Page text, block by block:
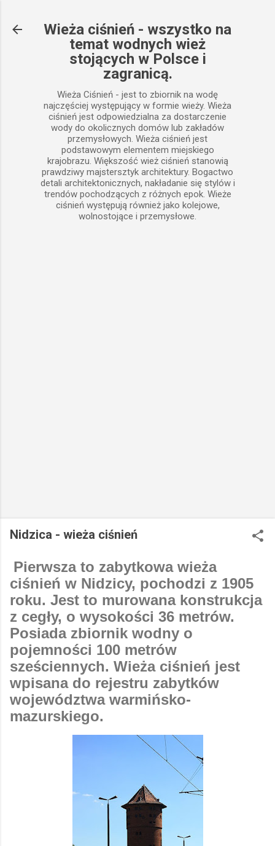
Wieża ciśnień - wszystko na
temat wodnych wież
stojących w Polsce i
zagranicą.
Wieża Ciśnień - jest to zbiornik na wodę
najczęściej występujący w formie wieży. Wieża
ciśnień jest odpowiedzialna za dostarczenie
wody do okolicznych domów lub zakładów
przemysłowych. Wieża ciśnień jest
podstawowym elementem miejskiego
krajobrazu. Większość wież ciśnień stanowią
prawdziwy majstersztyk architektury. Bogactwo
detali architektonicznych, nakładanie się stylów i
trendów pochodzących z różnych epok. Wieże
ciśnień występują również jako kolejowe,
wolnostojące i przemysłowe.
Nidzica - wieża ciśnień
Pierwsza to zabytkowa wieża
ciśnień w Nidzicy, pochodzi z 1905
roku. Jest to murowana konstrukcja
z cegły, o wysokości 36 metrów.
Posiada zbiornik wodny o
pojemności 100 metrów
sześciennych. Wieża ciśnień jest
wpisana do rejestru zabytków
województwa warmińsko-
mazurskiego.